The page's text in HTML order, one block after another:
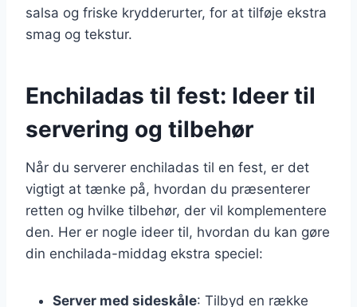
salsa og friske krydderurter, for at tilføje ekstra
smag og tekstur.
Enchiladas til fest: Ideer til
servering og tilbehør
Når du serverer enchiladas til en fest, er det
vigtigt at tænke på, hvordan du præsenterer
retten og hvilke tilbehør, der vil komplementere
den. Her er nogle ideer til, hvordan du kan gøre
din enchilada-middag ekstra speciel:
Server med sideskåle: Tilbyd en række